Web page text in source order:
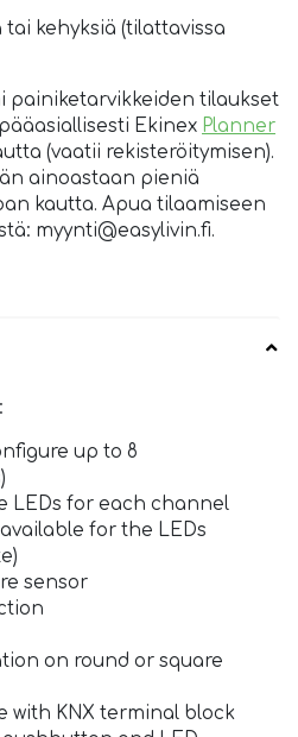
tai kehyksiä (tilattavissa
painiketarvikkeiden tilaukset
Ekinex Planner
(vaatii rekisteröitymisen).
ainoastaan pieniä
kautta. Apua tilaamiseen
myynti@easylivin.fi.
up to 8
LEDs for each channel
for the LEDs
sensor
on round or square
with KNX terminal block